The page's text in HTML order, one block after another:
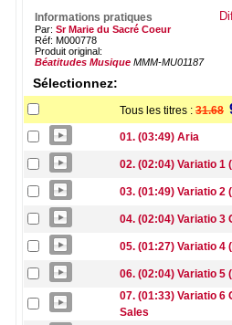
Informations pratiques
Par: Sr Marie du Sacré Coeur
Réf: M000778
Produit original:
Béatitudes Musique MMM-MU01187
Sélectionnez:
Tous les titres : 31.68
01. (03:49) Aria
02. (02:04) Variatio 1
03. (01:49) Variatio 2
04. (02:04) Variatio 3
05. (01:27) Variatio 4
06. (02:04) Variatio 5
07. (01:33) Variatio 6
Sales